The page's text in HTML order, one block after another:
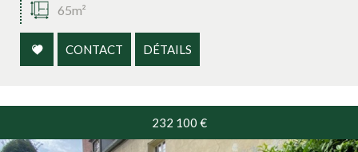
65m²
CONTACT DÉTAILS
232 100 €